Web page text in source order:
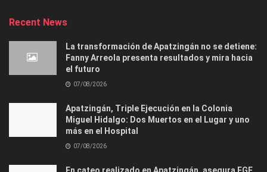
Recent News
La transformación de Apatzingán no se detiene:
Fanny Arreola presenta resultados y mira hacia
el futuro
07/08/2026
Apatzingán, Triple Ejecución en la Colonia
Miguel Hidalgo: Dos Muertos en el Lugar y uno
más en el Hospital
07/08/2026